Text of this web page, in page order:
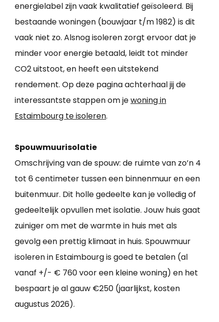
energielabel zijn vaak kwalitatief geïsoleerd. Bij
bestaande woningen (bouwjaar t/m 1982) is dit
vaak niet zo. Alsnog isoleren zorgt ervoor dat je
minder voor energie betaald, leidt tot minder
CO2 uitstoot, en heeft een uitstekend
rendement. Op deze pagina achterhaal jij de
interessantste stappen om jewoning in
Estaimbourg te isoleren.
Spouwmuurisolatie
Omschrijving van de spouw: de ruimte van zo’n 4
tot 6 centimeter tussen een binnenmuur en een
buitenmuur. Dit holle gedeelte kan je volledig of
gedeeltelijk opvullen met isolatie. Jouw huis gaat
zuiniger om met de warmte in huis met als
gevolg een prettig klimaat in huis. Spouwmuur
isoleren in Estaimbourg is goed te betalen (al
vanaf +/- € 760 voor een kleine woning) en het
bespaart je al gauw €250 (jaarlijkst, kosten
augustus 2026).